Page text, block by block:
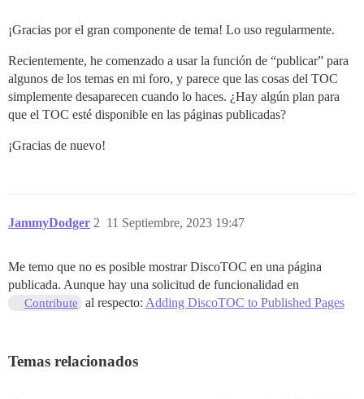
¡Gracias por el gran componente de tema! Lo uso regularmente.
Recientemente, he comenzado a usar la función de “publicar” para
algunos de los temas en mi foro, y parece que las cosas del TOC
simplemente desaparecen cuando lo haces. ¿Hay algún plan para
que el TOC esté disponible en las páginas publicadas?
¡Gracias de nuevo!
JammyDodger 11 Septiembre, 2023 19:47
2
Me temo que no es posible mostrar DiscoTOC en una página
publicada. Aunque hay una solicitud de funcionalidad en
Contribute al respecto: Adding DiscoTOC to Published Pages
Temas relacionados